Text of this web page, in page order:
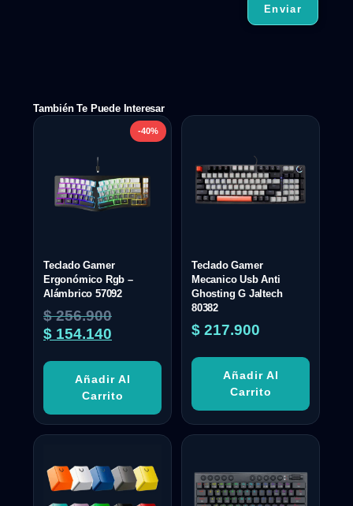
También Te Puede Interesar
-40%
Teclado Gamer
Ergonómico Rgb –
Alámbrico 57092
$256.900
$ 154.140
Añadir Al
Carrito
Teclado Gamer
Mecanico Usb Anti
Ghosting G Jaltech
80382
$ 217.900
Añadir Al
Carrito